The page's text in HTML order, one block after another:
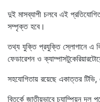
দুই মাসব্যাপী চলবে এই
সম্পৃক্ত হবে।
তথ্য যু‌ক্তি প্রযু‌ক্তি স্লোগানে এ
ফেডারেশন ও
সহযো‌গিতায় রয়েছে একাত্তর
বিতর্কে জাতীয়ভাবে চ্যা‌ম্পিয়ন দল